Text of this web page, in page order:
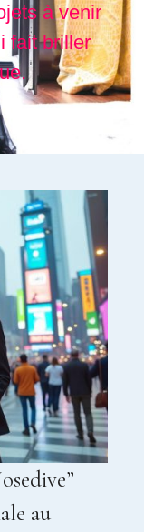
à venir
fait briller
au